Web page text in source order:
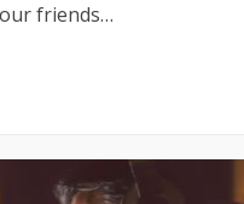
friends…